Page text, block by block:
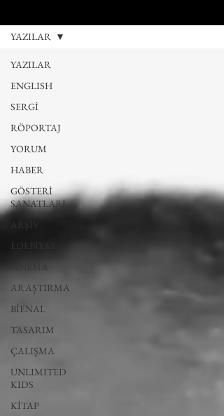
YAZILAR
ENGLISH
SERGİ
RÖPORTAJ
YORUM
HABER
GÖSTERİ
SANATLARI
ARŞİV
EDEBİYAT
ARAŞTIRMA
BİENAL
TASARIM
ÇALIŞMA
UNLIMITED
KIDS
KİTAP
YAZILAR